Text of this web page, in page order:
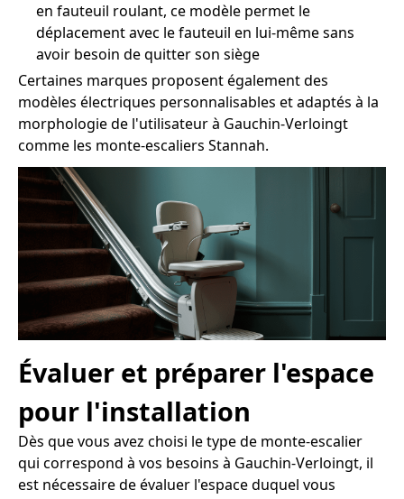
en fauteuil roulant, ce modèle permet le
déplacement avec le fauteuil en lui-même sans
avoir besoin de quitter son siège
Certaines marques proposent également des
modèles électriques personnalisables et adaptés à la
morphologie de l'utilisateur à Gauchin-Verloingt
comme les monte-escaliers Stannah.
Évaluer et préparer l'espace
pour l'installation
Dès que vous avez choisi le type de monte-escalier
qui correspond à vos besoins à Gauchin-Verloingt, il
est nécessaire de évaluer l'espace duquel vous